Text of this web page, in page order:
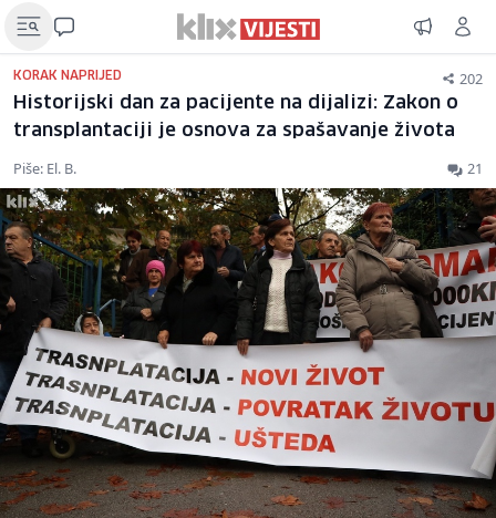
KORAK NAPRIJED 202
Historijski dan za pacijente na dijalizi: Zakon o
transplantaciji je osnova za spašavanje života
Piše: El. B. 21